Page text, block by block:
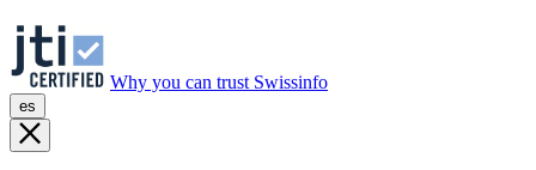
Why you can trust Swissinfo
es